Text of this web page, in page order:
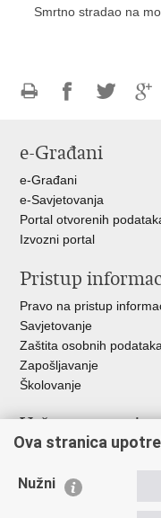
Smrtno stradao na
FacebookuTwitteru
e-Građani
e-Građani
e-Savjetovanja
Portal otvorenih
Izvozni portal
Pristup
Pravo na pristup
Savjetovanje
Zaštita osobnih podataka
Zapošljavanje
Školovanje
Važne poveznice
Ministarstvo unutarnjih
Udruge
Ova stranica
Nužni